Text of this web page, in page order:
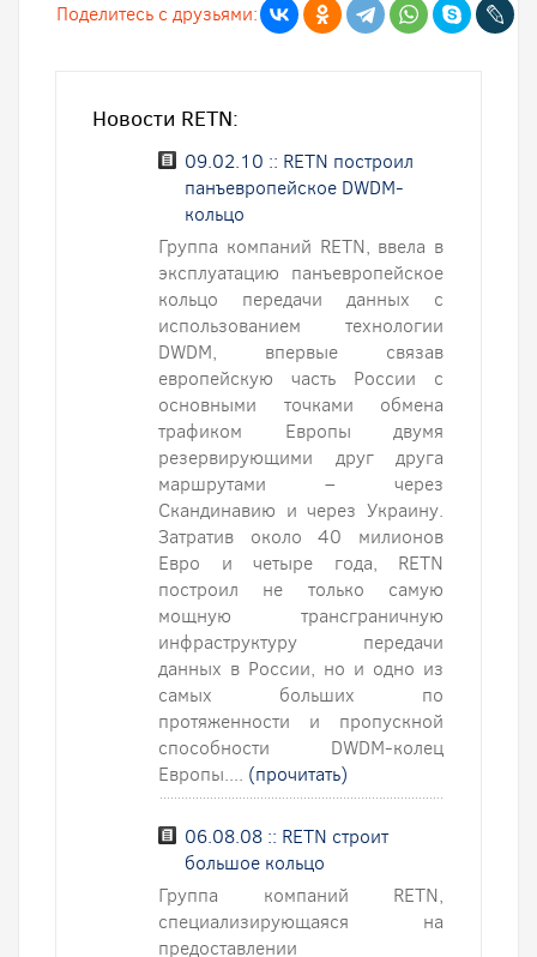
Поделитесь с друзьями:
Новости RETN:
09.02.10 :: RETN построил
панъевропейское DWDM-
кольцо
Группа компаний RETN, ввела в
эксплуатацию панъевропейское
кольцо передачи данных с
использованием технологии
DWDM, впервые связав
европейскую часть России с
основными точками обмена
трафиком Европы двумя
резервирующими друг друга
маршрутами – через
Скандинавию и через Украину.
Затратив около 40 милионов
Евро и четыре года, RETN
построил не только самую
мощную трансграничную
инфраструктуру передачи
данных в России, но и одно из
самых больших по
протяженности и пропускной
способности DWDM-колец
Европы.... (прочитать)
06.08.08 :: RETN строит
большое кольцо
Группа компаний RETN,
специализирующаяся на
предоставлении